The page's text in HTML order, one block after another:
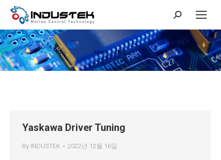
Search:
You are here:
Home FAQ
Yaskawa Driver Tuning
By INDUSTEK 2022년 12월 16일